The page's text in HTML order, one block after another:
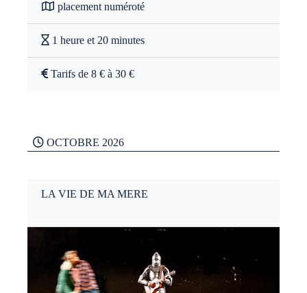
placement numéroté
1 heure et 20 minutes
Tarifs de 8 € à 30 €
OCTOBRE 2026
LA VIE DE MA MERE